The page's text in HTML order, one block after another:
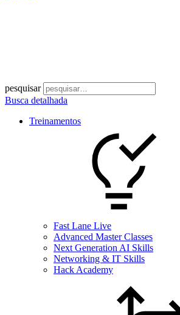
pesquisar
Busca detalhada
Treinamentos
Fast Lane Live
Advanced Master Classes
Next Generation AI Skills
Networking & IT Skills
Hack Academy